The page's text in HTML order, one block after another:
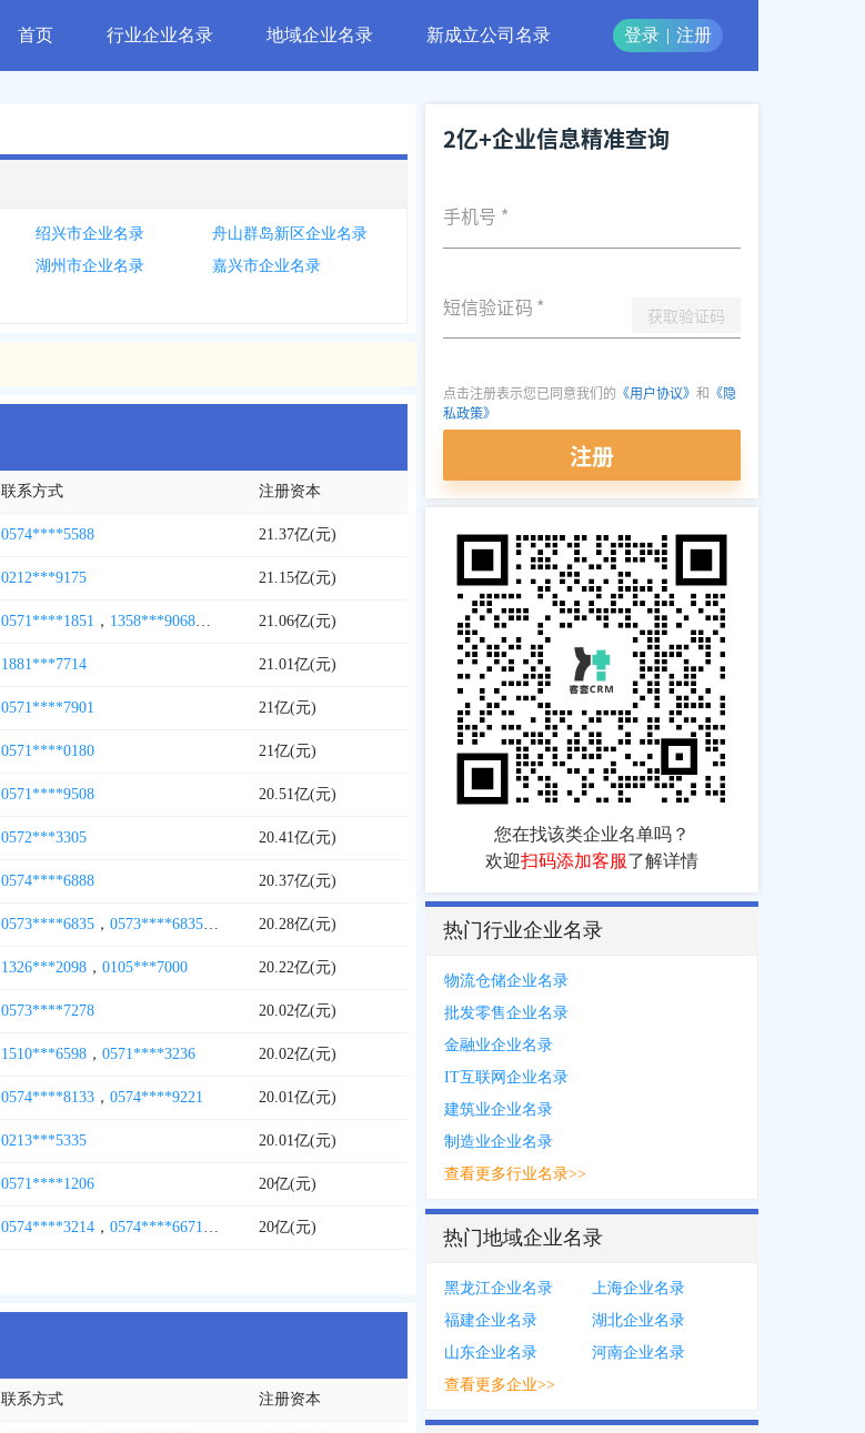
首页 行业企业名录 地域企业名录 新成立公司名录 登录 | 注册
绍兴市企业名录
舟山群岛新区企业名录
湖州市企业名录
嘉兴市企业名录
联系方式 注册资本
0574****5588 21.37亿(元)
0212***9175 21.15亿(元)
0571****1851 ， 1358***9068， 1358***8972，0571****1999 0571****4506， 0571****5260， 0571****5650
21.06亿(元)
1881***7714 21.01亿(元)
0571****7901 21亿(元)
0571****0180 21亿(元)
0571****9508 20.51亿(元)
0572***3305 20.41亿(元)
0574****6888 20.37亿(元)
0573****6835 ， 0573****6835， 0573****4833，0573****1162 0573****6819
20.28亿(元)
1326***2098 ， 0105***7000 20.22亿(元)
0573****7278 20.02亿(元)
1510***6598 ， 0571****3236 20.02亿(元)
0574****8133 ， 0574****9221 20.01亿(元)
0213***5335 20.01亿(元)
0571****1206 20亿(元)
0574****3214 ， 0574****6671， 0574****3237， 1526***4837
20亿(元)
联系方式 注册资本
2亿+企业信息精准查询
手机号 *
短信验证码 * 获取验证码
点击注册表示您已同意我们的 《用户协议》 和 《隐
私政策》
注册
您在找该类企业名单吗？
欢迎扫码添加客服了解详情
热门行业企业名录
物流仓储企业名录
批发零售企业名录
金融业企业名录
IT互联网企业名录
建筑业企业名录
制造业企业名录
查看更多行业名录>>
热门地域企业名录
黑龙江企业名录
上海企业名录
福建企业名录
湖北企业名录
山东企业名录
河南企业名录
查看更多企业>>